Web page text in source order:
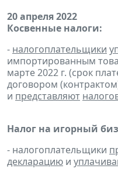
20 апреля 2022
Косвенные налоги:
- налогоплательщики
импортированным
марте 2022 г. (срок
договором
и представляют
Налог на игорный
- налогоплательщики
декларацию и